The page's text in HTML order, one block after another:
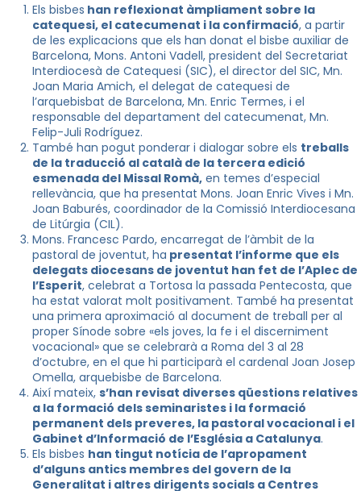
Els bisbes han reflexionat àmpliament sobre la
catequesi, el catecumenat i la confirmació, a partir
de les explicacions que els han donat el bisbe auxiliar de
Barcelona, Mons. Antoni Vadell, president del Secretariat
Interdiocesà de Catequesi (SIC), el director del SIC, Mn.
Joan Maria Amich, el delegat de catequesi de
l’arquebisbat de Barcelona, Mn. Enric Termes, i el
responsable del departament del catecumenat, Mn.
Felip-Juli Rodríguez.
També han pogut ponderar i dialogar sobre els treballs
de la traducció al català de la tercera edició
esmenada del Missal Romà, en temes d’especial
rellevància, que ha presentat Mons. Joan Enric Vives i Mn.
Joan Baburés, coordinador de la Comissió Interdiocesana
de Litúrgia (CIL).
Mons. Francesc Pardo, encarregat de l’àmbit de la
pastoral de joventut, ha presentat l’informe que els
delegats diocesans de joventut han fet de l’Aplec de
l’Esperit, celebrat a Tortosa la passada Pentecosta, que
ha estat valorat molt positivament. També ha presentat
una primera aproximació al document de treball per al
proper Sínode sobre «els joves, la fe i el discerniment
vocacional» que se celebrarà a Roma del 3 al 28
d’octubre, en el que hi participarà el cardenal Joan Josep
Omella, arquebisbe de Barcelona.
Així mateix, s’han revisat diverses qüestions relatives
a la formació dels seminaristes i la formació
permanent dels preveres, la pastoral vocacional i el
Gabinet d’Informació de l’Església a Catalunya.
Els bisbes han tingut notícia de l’apropament
d’alguns antics membres del govern de la
Generalitat i altres dirigents socials a Centres